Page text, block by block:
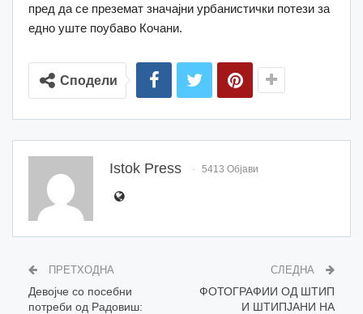
пред да се преземат значајни урбанистички потези за
едно уште поубаво Кочани.
Сподели
Istok Press 5413 Објави
ПРЕТХОДНА
Девојче со посебни
потреби од Радовиш:
СЛЕДНА
ФОТОГРАФИИ ОД ШТИП
И ШТИПЈАНИ НА